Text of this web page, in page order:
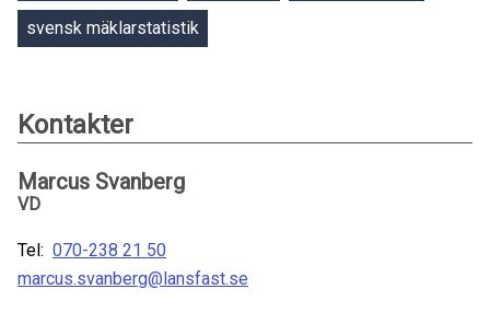
svensk mäklarstatistik
Kontakter
Marcus Svanberg
VD
Tel: 070-238 21 50
marcus.svanberg@lansfast.se